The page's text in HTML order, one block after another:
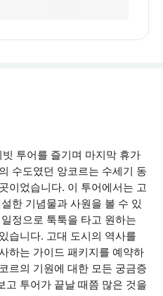
투어를 즐기며 마지막 휴가
수도였던 앙코르는 수세기 동
이었습니다. 이 투어에서는 고
한 기념물과 사원을 볼 수 있
정으로 툭툭을 타고 원하는
습니다. 고대 도시의 역사를
하는 가이드 패키지를 예약하
르의 기원에 대한 모든 궁금증
고 투어가 끝날 때쯤 많은 것을